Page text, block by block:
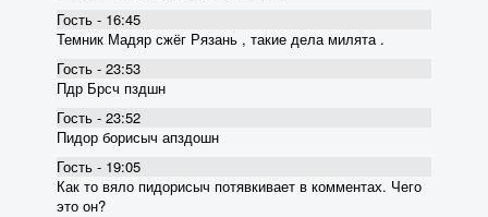
Гость - 16:45
Темник Мадяр сжёг Рязань , такие дела милята .
Гость - 23:53
Пдр Брсч пздшн
Гость - 23:52
Пидор борисыч апздошн
Гость - 19:05
Как то вяло пидорисыч потявкивает в комментах. Чего
это он?